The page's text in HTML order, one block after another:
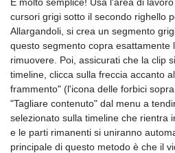
cursori grigi sotto il secondo righello
Allargandoli, si crea un segmento
questo segmento copra esattamente
rimuovere. Poi, assicurati che la clip
timeline, clicca sulla freccia accanto
frammento" (l'icona delle forbici
"Tagliare contenuto" dal menu a
selezionato sulla timeline che rientra
e le parti rimanenti si uniranno
principale di questo metodo è che il